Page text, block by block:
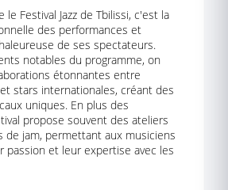
le Festival Jazz de Tbilissi, c'est la
des performances et
de ses spectateurs.
notables du programme, on
étonnantes entre
stars internationales, créant des
uniques. En plus des
propose souvent des ateliers
de jam, permettant aux musiciens
passion et leur expertise avec les